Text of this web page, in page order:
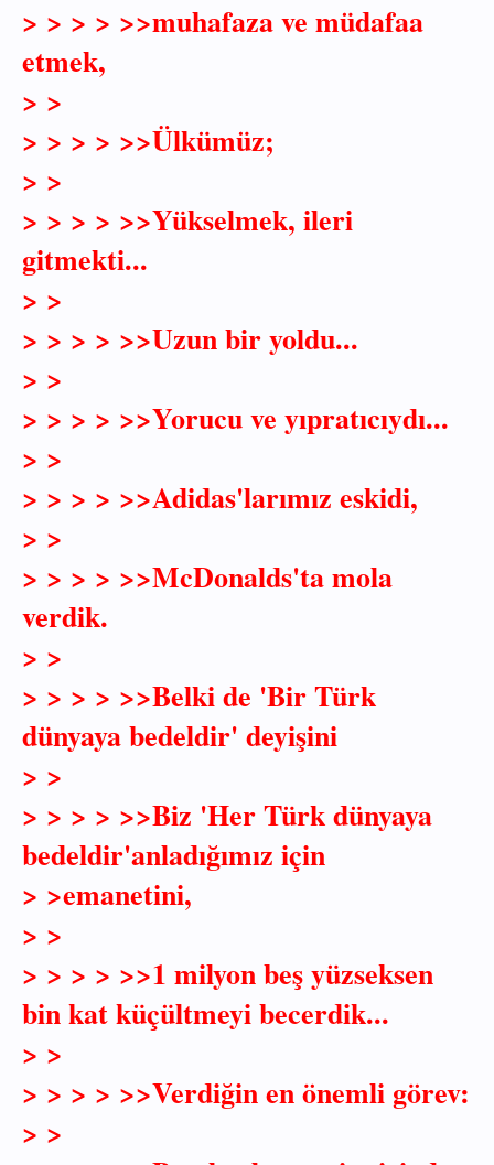
> > > > >>muhafaza ve müdafaa
etmek,
> >
> > > > >>Ülkümüz;
> >
> > > > >>Yükselmek, ileri
gitmekti...
> >
> > > > >>Uzun bir yoldu...
> >
> > > > >>Yorucu ve yıpratıcıydı...
> >
> > > > >>Adidas'larımız eskidi,
> >
> > > > >>McDonalds'ta mola
verdik.
> >
> > > > >>Belki de 'Bir Türk
dünyaya bedeldir' deyişini
> >
> > > > >>Biz 'Her Türk dünyaya
bedeldir'anladığımız için
> >emanetini,
> >
> > > > >>1 milyon beş yüzseksen
bin kat küçültmeyi becerdik...
> >
> > > > >>Verdiğin en önemli görev:
> >